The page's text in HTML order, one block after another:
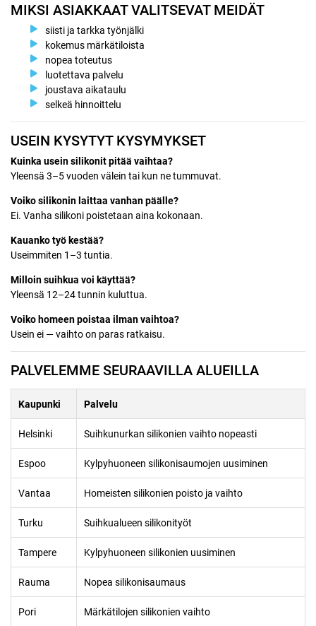
MIKSI ASIAKKAAT VALITSEVAT MEIDÄT
siisti ja tarkka työnjälki
kokemus märkätiloista
nopea toteutus
luotettava palvelu
joustava aikataulu
selkeä hinnoittelu
USEIN KYSYTYT KYSYMYKSET
Kuinka usein silikonit pitää vaihtaa?
Yleensä 3–5 vuoden välein tai kun ne tummuvat.
Voiko silikonin laittaa vanhan päälle?
Ei. Vanha silikoni poistetaan aina kokonaan.
Kauanko työ kestää?
Useimmiten 1–3 tuntia.
Milloin suihkua voi käyttää?
Yleensä 12–24 tunnin kuluttua.
Voiko homeen poistaa ilman vaihtoa?
Usein ei — vaihto on paras ratkaisu.
PALVELEMME SEURAAVILLA ALUEILLA
Kaupunki Palvelu
Helsinki Suihkunurkan silikonien vaihto nopeasti
Espoo Kylpyhuoneen silikonisaumojen uusiminen
Vantaa Homeisten silikonien poisto ja vaihto
Turku Suihkualueen silikonityöt
Tampere Kylpyhuoneen silikonien uusiminen
Rauma Nopea silikonisaumaus
Pori Märkätilojen silikonien vaihto